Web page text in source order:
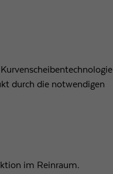
durch die notwendigen
im Reinraum.